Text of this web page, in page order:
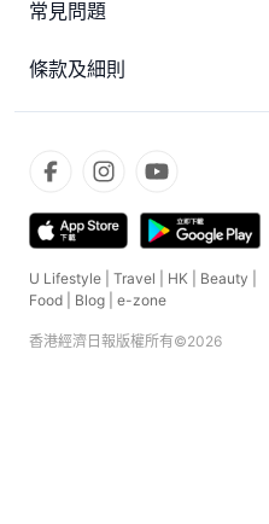
常見問題
條款及細則
U Lifestyle Travel HK Beauty
Food
Blog e-zone
香港經濟日報版權所有©2026